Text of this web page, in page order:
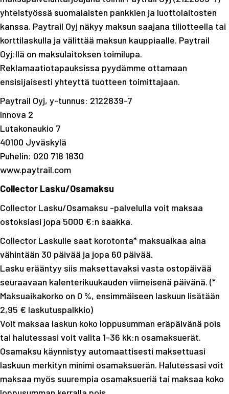
yhteistyössä suomalaisten pankkien ja luottolaitosten
kanssa. Paytrail Oyj näkyy maksun saajana tiliotteella tai
korttilaskulla ja välittää maksun kauppiaalle. Paytrail
Oyj:llä on maksulaitoksen toimilupa.
Reklamaatiotapauksissa pyydämme ottamaan
ensisijaisesti yhteyttä tuotteen toimittajaan.
Paytrail Oyj, y-tunnus: 2122839-7
Innova 2
Lutakonaukio 7
40100 Jyväskylä
Puhelin: 020 718 1830
www.paytrail.com
Collector Lasku/Osamaksu
Collector Lasku/Osamaksu -palvelulla voit maksaa
ostoksiasi jopa 5000 €:n saakka.
Collector Laskulle saat korotonta* maksuaikaa aina
vähintään 30 päivää ja jopa 60 päivää.
Lasku erääntyy siis maksettavaksi vasta ostopäivää
seuraavaan kalenterikuukauden viimeisenä päivänä. (*
Maksuaikakorko on 0 %, ensimmäiseen laskuun lisätään
2,95 € laskutuspalkkio)
Voit maksaa laskun koko loppusumman eräpäivänä pois
tai halutessasi voit valita 1-36 kk:n osamaksuerät.
Osamaksu käynnistyy automaattisesti maksettuasi
laskuun merkityn minimi osamaksuerän. Halutessasi voit
maksaa myös suurempia osamaksueriä tai maksaa koko